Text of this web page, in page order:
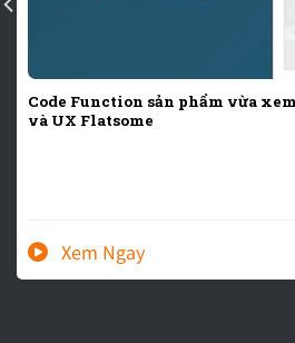
Code Function sản phẩm vừa
và UX Flatsome